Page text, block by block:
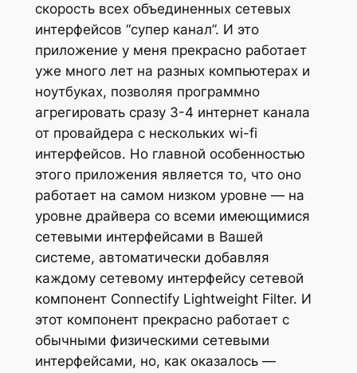
скорость всех объединенных сетевых
интерфейсов “супер канал”. И это
приложение у меня прекрасно работает
уже много лет на разных компьютерах и
ноутбуках, позволяя программно
агрегировать сразу 3-4 интернет канала
от провайдера с нескольких wi-fi
интерфейсов. Но главной особенностью
этого приложения является то, что оно
работает на самом низком уровне — на
уровне драйвера со всеми имеющимися
сетевыми интерфейсами в Вашей
системе, автоматически добавляя
каждому сетевому интерфейсу сетевой
компонент Connectify Lightweight Filter. И
этот компонент прекрасно работает с
обычными физическими сетевыми
интерфейсами, но, как оказалось —